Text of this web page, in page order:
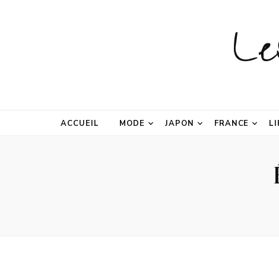
ACCUEIL MODE JAPON FRANCE